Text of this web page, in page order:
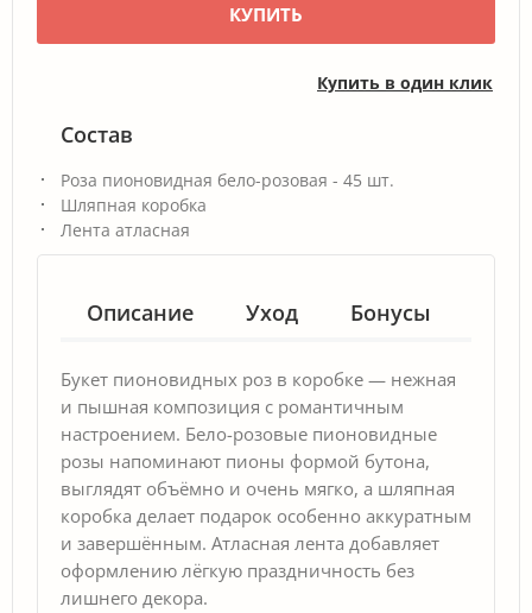
КУПИТЬ
Купить в один клик
Состав
Роза пионовидная бело-розовая - 45 шт.
Шляпная коробка
Лента атласная
Описание Уход Бонусы
Букет пионовидных роз в коробке — нежная
и пышная композиция с романтичным
настроением. Бело-розовые пионовидные
розы напоминают пионы формой бутона,
выглядят объёмно и очень мягко, а шляпная
коробка делает подарок особенно аккуратным
и завершённым. Атласная лента добавляет
оформлению лёгкую праздничность без
лишнего декора.